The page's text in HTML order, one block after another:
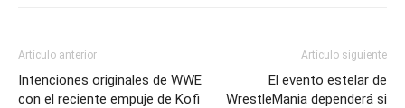
Artículo anterior
Intenciones originales de WWE
con el reciente empuje de Kofi
Artículo siguiente
El evento estelar de
WrestleMania dependerá si